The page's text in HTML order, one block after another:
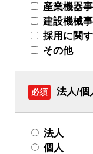
産業機器
建設機械
採用に関
その他
必須 法人/個
法人
個人